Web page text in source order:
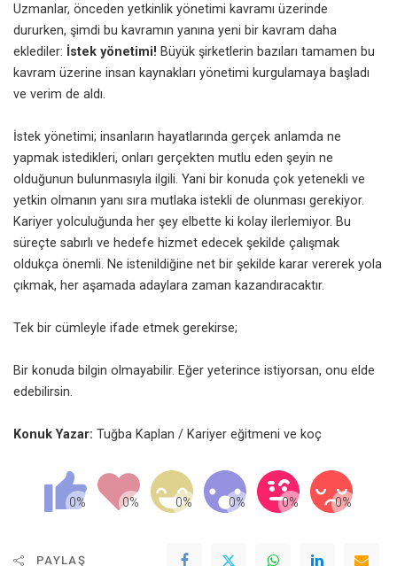
Uzmanlar, önceden yetkinlik yönetimi kavramı üzerinde
dururken, şimdi bu kavramın yanına yeni bir kavram daha
eklediler: İstek yönetimi! Büyük şirketlerin bazıları tamamen bu
kavram üzerine insan kaynakları yönetimi kurgulamaya başladı
ve verim de aldı.
İstek yönetimi; insanların hayatlarında gerçek anlamda ne
yapmak istedikleri, onları gerçekten mutlu eden şeyin ne
olduğunun bulunmasıyla ilgili. Yani bir konuda çok yetenekli ve
yetkin olmanın yanı sıra mutlaka istekli de olunması gerekiyor.
Kariyer yolculuğunda her şey elbette ki kolay ilerlemiyor. Bu
süreçte sabırlı ve hedefe hizmet edecek şekilde çalışmak
oldukça önemli. Ne istenildiğine net bir şekilde karar vererek yola
çıkmak, her aşamada adaylara zaman kazandıracaktır.
Tek bir cümleyle ifade etmek gerekirse;
Bir konuda bilgin olmayabilir. Eğer yeterince istiyorsan, onu elde
edebilirsin.
Konuk Yazar: Tuğba Kaplan / Kariyer eğitmeni ve koç
PAYLAŞ